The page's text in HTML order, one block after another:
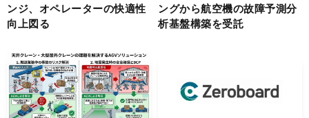
ンジ、オペレーターの快適性
向上図る
ングから航空機の故障予測分
析基盤構築を受託